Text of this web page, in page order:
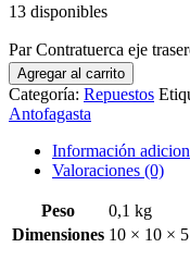
13 disponibles
Par Contratuerca eje
Agregar al carrito
Categoría: Repuestos
Antofagasta
Información
Valoraciones (0)
Peso
0,1 kg
Dimensiones 10 × 10 ×